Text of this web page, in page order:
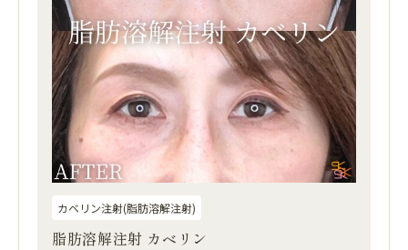
カベリン注射(脂肪溶解注射)
脂肪溶解注射 カベリン